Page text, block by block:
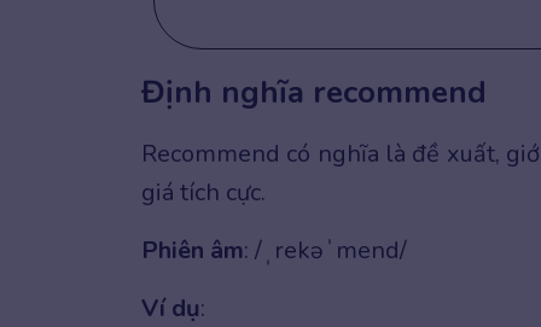
Định nghĩa recommend
Recommend có nghĩa là đề xuất,
giá tích cực.
Phiên âm: /ˌrekəˈmend/
Ví dụ: